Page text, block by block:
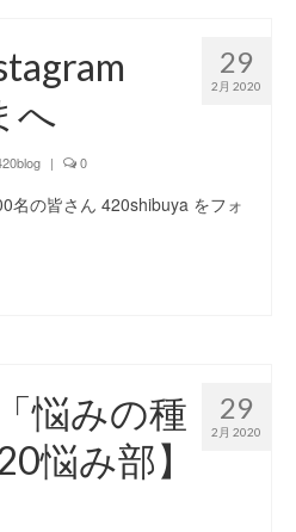
29
2月 2020
へ
| 0
名の皆さん 420shibuya をフォ
29
2月 2020
悩みの種
悩み部】